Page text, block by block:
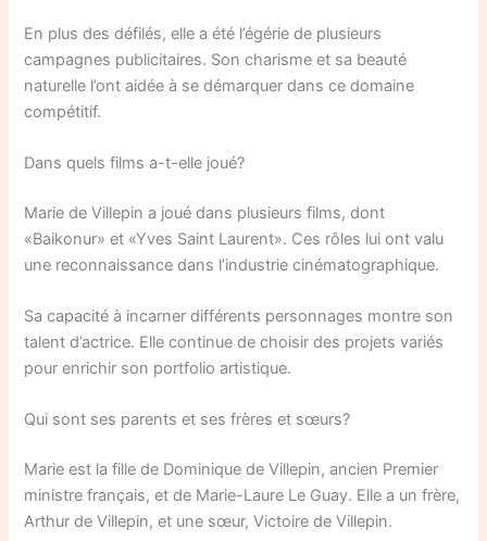
En plus des défilés, elle a été l’égérie de plusieurs
campagnes publicitaires. Son charisme et sa beauté
naturelle l’ont aidée à se démarquer dans ce domaine
compétitif.
Dans quels films a-t-elle joué?
Marie de Villepin a joué dans plusieurs films, dont
«Baikonur» et «Yves Saint Laurent». Ces rôles lui ont valu
une reconnaissance dans l’industrie cinématographique.
Sa capacité à incarner différents personnages montre son
talent d’actrice. Elle continue de choisir des projets variés
pour enrichir son portfolio artistique.
Qui sont ses parents et ses frères et sœurs?
Marie est la fille de Dominique de Villepin, ancien Premier
ministre français, et de Marie-Laure Le Guay. Elle a un frère,
Arthur de Villepin, et une sœur, Victoire de Villepin.